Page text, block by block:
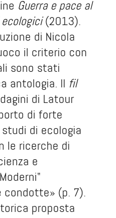
Guerra e pace al
(2013).
di Nicola
il criterio con
sono stati
antologia. Il fil
di Latour
di forte
di ecologia
le ricerche di
e
(p. 7).
proposta